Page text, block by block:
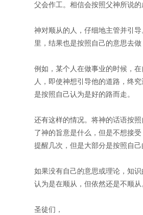
父会作工。相信会按照父神所说
神对顺从的人，仔细地主管并引
里，结果也是按照自己的意思去
例如，某个人在做事业的时候，
人，即使神想引导他的道路，终
是按照自己认为是好的路而走。
还有这样的情况。将神的话语按
了神的旨意是什么，但是不想接
提醒几次，但是大部分是按照自
如果没有自己的意思或理论，知
认为是在顺从，但依然还是不顺
圣徒们，